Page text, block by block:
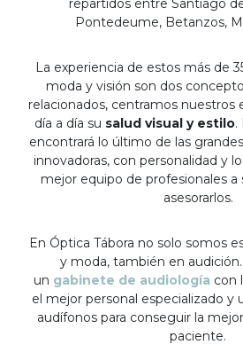
repartidos entre Santiago
Pontedeume, Betanzos,
La experiencia de estos más de
moda y visión son dos
relacionados, centramos nuestros
día a día su salud visual y estilo.
encontrará lo último de las
innovadoras, con personalidad y
mejor equipo de profesionales a
asesorarlos.
En Óptica Tábora no solo somos
y moda, también en
un gabinete de audiología con
el mejor personal especializado y
audífonos para conseguir la
paciente.